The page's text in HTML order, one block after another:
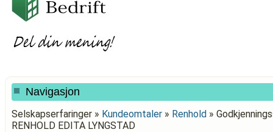
Navigasjon
Selskapserfaringer » Kundeomtaler » Renhold »
RENHOLD EDITA LYNGSTAD